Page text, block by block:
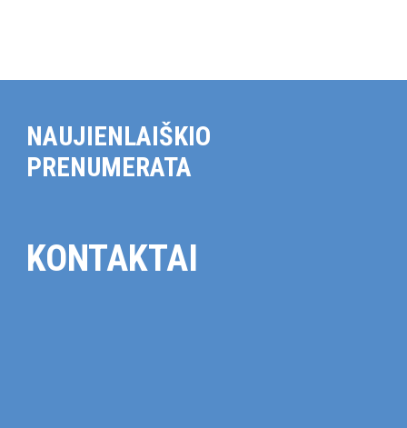
NAUJIENLAIŠKIO
PRENUMERATA
KONTAKTAI